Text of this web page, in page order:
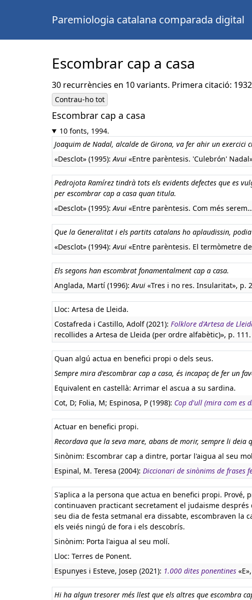
Paremiologia catalana comparada digital
Escombrar cap a casa
30 recurrències en 10 variants. Primera citació:
Contrau-ho tot
Escombrar cap a casa
10 fonts, 1994.
Joaquim de Nadal, alcalde de Girona, va fer ahir un exercici
«Desclot» (1995):Avui «Entre parèntesis. 'Culebrón'
Pedrojota Ramírez tindrà tots els evidents defectes que es
per escombrar cap a casa quan titula.
«Desclot» (1995):Avui «Entre parèntesis. Com més
Que la Generalitat i els partits catalans ho aplaudissin,
«Desclot» (1994):Avui «Entre parèntesis. El termòmetre
Els segons han escombrat fonamentalment cap a casa.
Anglada, Martí (1996):Avui «Tres i no res. Insularitat», p.
Lloc: Artesa de Lleida.
Costafreda i Castillo, Adolf (2021): Folklore d'Artesa de
recollides a Artesa de Lleida (per ordre alfabètic)», p.
Quan algú actua en benefici propi o dels seus.
Sempre mira d'escombrar cap a casa, és incapaç de fer un
Equivalent en castellà: Arrimar el ascua a su sardina.
Cot, D; Folia, M; Espinosa, P (1998): Cop d'ull (mira com es
Actuar en benefici propi.
Recordava que la seva mare, abans de morir, sempre li deia
Sinònim: Escombrar cap a dintre, portar l'aigua al seu
Espinal, M. Teresa (2004): Diccionari de sinònims de frases
S'aplica a la persona que actua en benefici propi.
continuaven practicant secretament el judaisme
seu dia de festa setmanal era dissabte, escombraven la
els veiés ningú de fora i els descobrís.
Sinònim: Porta l'aigua al seu molí.
Lloc: Terres de Ponent.
Espunyes i Esteve, Josep (2021): 1.000 dites ponentines
Hi ha algun tresorer més llest que els altres que escombra